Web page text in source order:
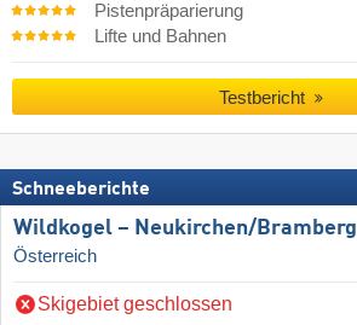
Pistenpräparierung
Lifte und Bahnen
Testbericht
Schneeberichte
Wildkogel – Neukirchen/​Bramberg
Österreich
Skigebiet geschlossen